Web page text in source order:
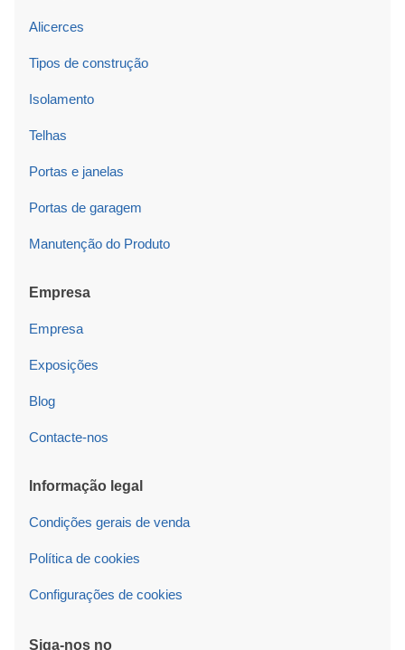
Alicerces
Tipos de construção
Isolamento
Telhas
Portas e janelas
Portas de garagem
Manutenção do Produto
Empresa
Empresa
Exposições
Blog
Contacte-nos
Informação legal
Condições gerais de venda
Política de cookies
Configurações de cookies
Siga-nos no